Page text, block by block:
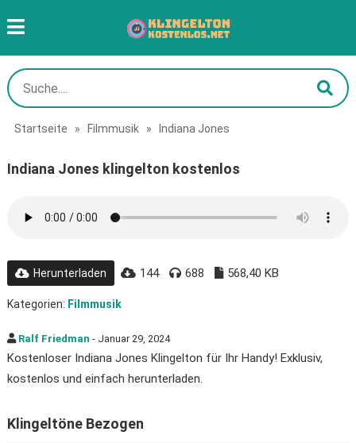
Startseite » Filmmusik » Indiana Jones
Indiana Jones klingelton kostenlos
Herunterladen 144 688 568,40 KB
Kategorien: Filmmusik
Ralf Friedman - Januar 29, 2024
Kostenloser Indiana Jones Klingelton für Ihr Handy! Exklusiv,
kostenlos und einfach herunterladen.
Klingeltöne Bezogen